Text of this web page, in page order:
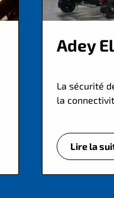
Adey
La sécurité
la
Lire la